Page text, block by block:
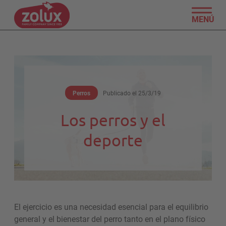
MENÚ
Perros Publicado el 25/3/19
Los perros y el
deporte
El ejercicio es una necesidad esencial para el equilibrio
general y el bienestar del perro tanto en el plano físico